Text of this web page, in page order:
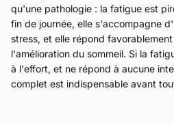
qu'une pathologie : la fatigue est
fin de journée, elle s'accompagne
stress, et elle répond
l'amélioration du sommeil. Si la
à l'effort, et ne répond à aucune
complet est indispensable avant